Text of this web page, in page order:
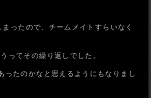
ったので、チームメイトすらいなく
ってその繰り返しでした。
たのかなと思えるようにもなりまし